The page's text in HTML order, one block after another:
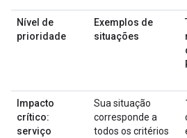
Nível de
prioridade
Exemplos de
situações
Impacto
crítico:
serviço
Sua situação
corresponde a
todos os critérios